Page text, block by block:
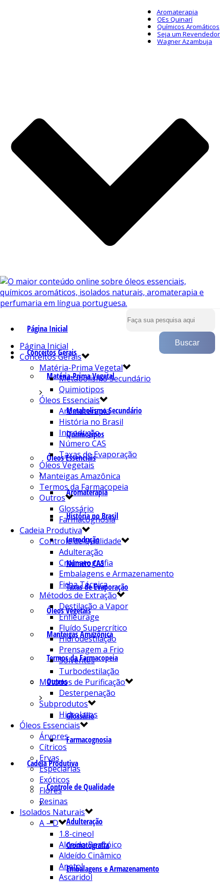
Aromaterapia
OEs Quinarí
Químicos Aromáticos
Seja um Revendedor
Wagner Azambuja
Página Inicial
Conceitos Gerais
Matéria-Prima Vegetal
Metabolismo Secundário
Quimiotipos
Óleos Essenciais
Aromaterapia
História no Brasil
Introdução
Número CAS
Taxas de Evaporação
Óleos Vegetais
Manteigas Amazônica
Termos da Farmacopeia
Outros
Glossário
Farmacognosia
Cadeia Produtiva
Controle de Qualidade
Adulteração
Cromatografia
Embalagens e Armazenamento
Página Inicial
Conceitos Gerais
Matéria-Prima Vegetal
Metabolismo Secundário
Quimiotipos
Óleos Essenciais
Aromaterapia
História no Brasil
Introdução
Número CAS
Taxas de Evaporação
Óleos Vegetais
Manteigas Amazônica
Termos da Farmacopeia
Outros
Glossário
Farmacognosia
Cadeia Produtiva
Controle de Qualidade
Adulteração
Cromatografia
Embalagens e Armazenamento
Ficha Técnica
Métodos de Extração
Destilação a Vapor
Enfleurage
Fluído Supercrítico
Hidrodestilação
Prensagem a Frio
Solventes
Turbodestilação
Métodos de Purificação
Desterpenação
Subprodutos
Hidrolatos
Óleos Essenciais
Árvores
Cítricos
Ervas
Especiarias
Exóticos
Flores
Resinas
Isolados Naturais
A – D
1.8-cineol
Aldeído Benzóico
Aldeído Cinâmico
Anetol
Ascaridol